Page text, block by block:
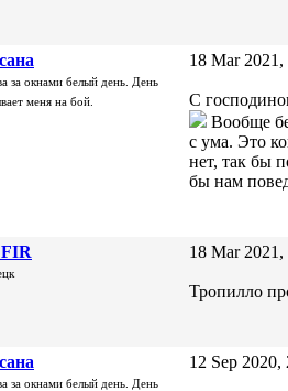
за окнами белый день. День
меня на бой.
18 Mar 2021,
С
Вообще
с ума. Это
нет, так бы
бы нам
18 Mar 2021,
Тропилло
за окнами белый день. День
12 Sep 2020,